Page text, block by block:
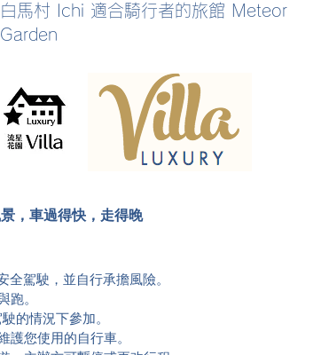
白馬村 Ichi 適合騎行者的旅館 Meteor
Garden
，車過得快，走得晚
駕駛，並自行承擔風險。
跑。
的情況下參加。
護您使用的自行車。